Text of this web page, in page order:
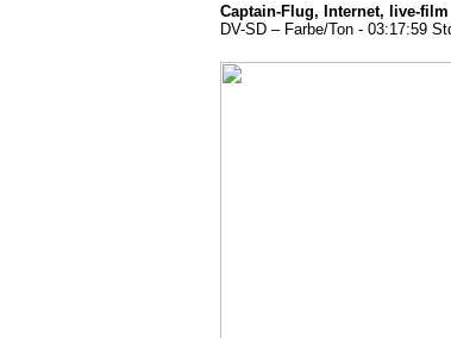
Captain-Flug, Internet, live-film
DV-SD – Farbe/Ton - 03:17:59